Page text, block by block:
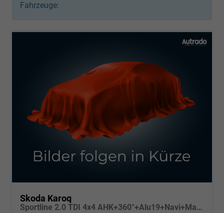
Fahrzeuge:
Skoda Karoq
Sportline 2.0 TDI 4x4 AHK+360°+Alu19+Navi+Matrix+Winter+eHeck+Lounge+ACC+GV5